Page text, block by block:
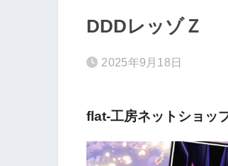
DDDレッゾＺ
2025年9月18日
flat-工房ネットショッ